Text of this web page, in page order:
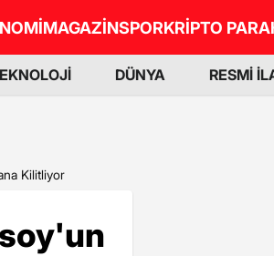
MAGAZİNSPORKRİPTO PARA
DÜNYA RESMİ
Kilitliyor